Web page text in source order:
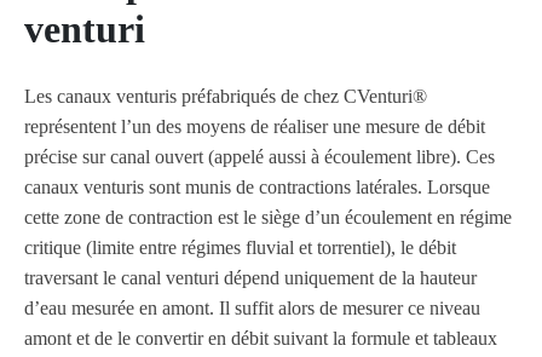
venturi
Les canaux venturis préfabriqués de chez CVenturi®
représentent l’un des moyens de réaliser une mesure de débit
précise sur canal ouvert (appelé aussi à écoulement libre). Ces
canaux venturis sont munis de contractions latérales. Lorsque
cette zone de contraction est le siège d’un écoulement en régime
critique (limite entre régimes fluvial et torrentiel), le débit
traversant le canal venturi dépend uniquement de la hauteur
d’eau mesurée en amont. Il suffit alors de mesurer ce niveau
amont et de le convertir en débit suivant la formule et tableaux